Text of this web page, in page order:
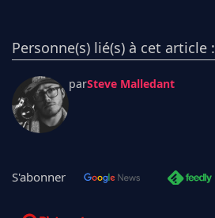
Personne(s) lié(s) à cet article :
parSteve Malledant
S'abonner